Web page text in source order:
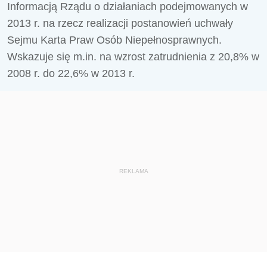
Informacją Rządu o działaniach podejmowanych w
2013 r. na rzecz realizacji postanowień uchwały
Sejmu Karta Praw Osób Niepełnosprawnych.
Wskazuje się m.in. na wzrost zatrudnienia z 20,8% w
2008 r. do 22,6% w 2013 r.
REKLAMA